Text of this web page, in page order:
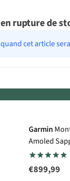
rupture de
cet article
Garmin
Amoled
€899,99